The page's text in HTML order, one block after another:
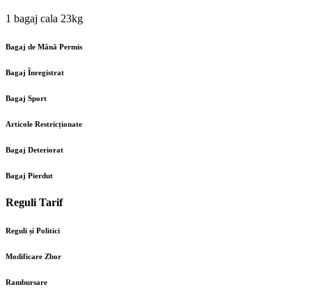
1 bagaj cala 23kg
Bagaj de Mână Permis
Bagaj Înregistrat
Bagaj Sport
Articole Restricționate
Bagaj Deteriorat
Bagaj Pierdut
Reguli Tarif
Reguli și Politici
Modificare Zbor
Rambursare